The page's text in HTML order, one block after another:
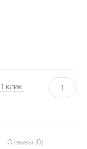
клик
Отзывы (0)